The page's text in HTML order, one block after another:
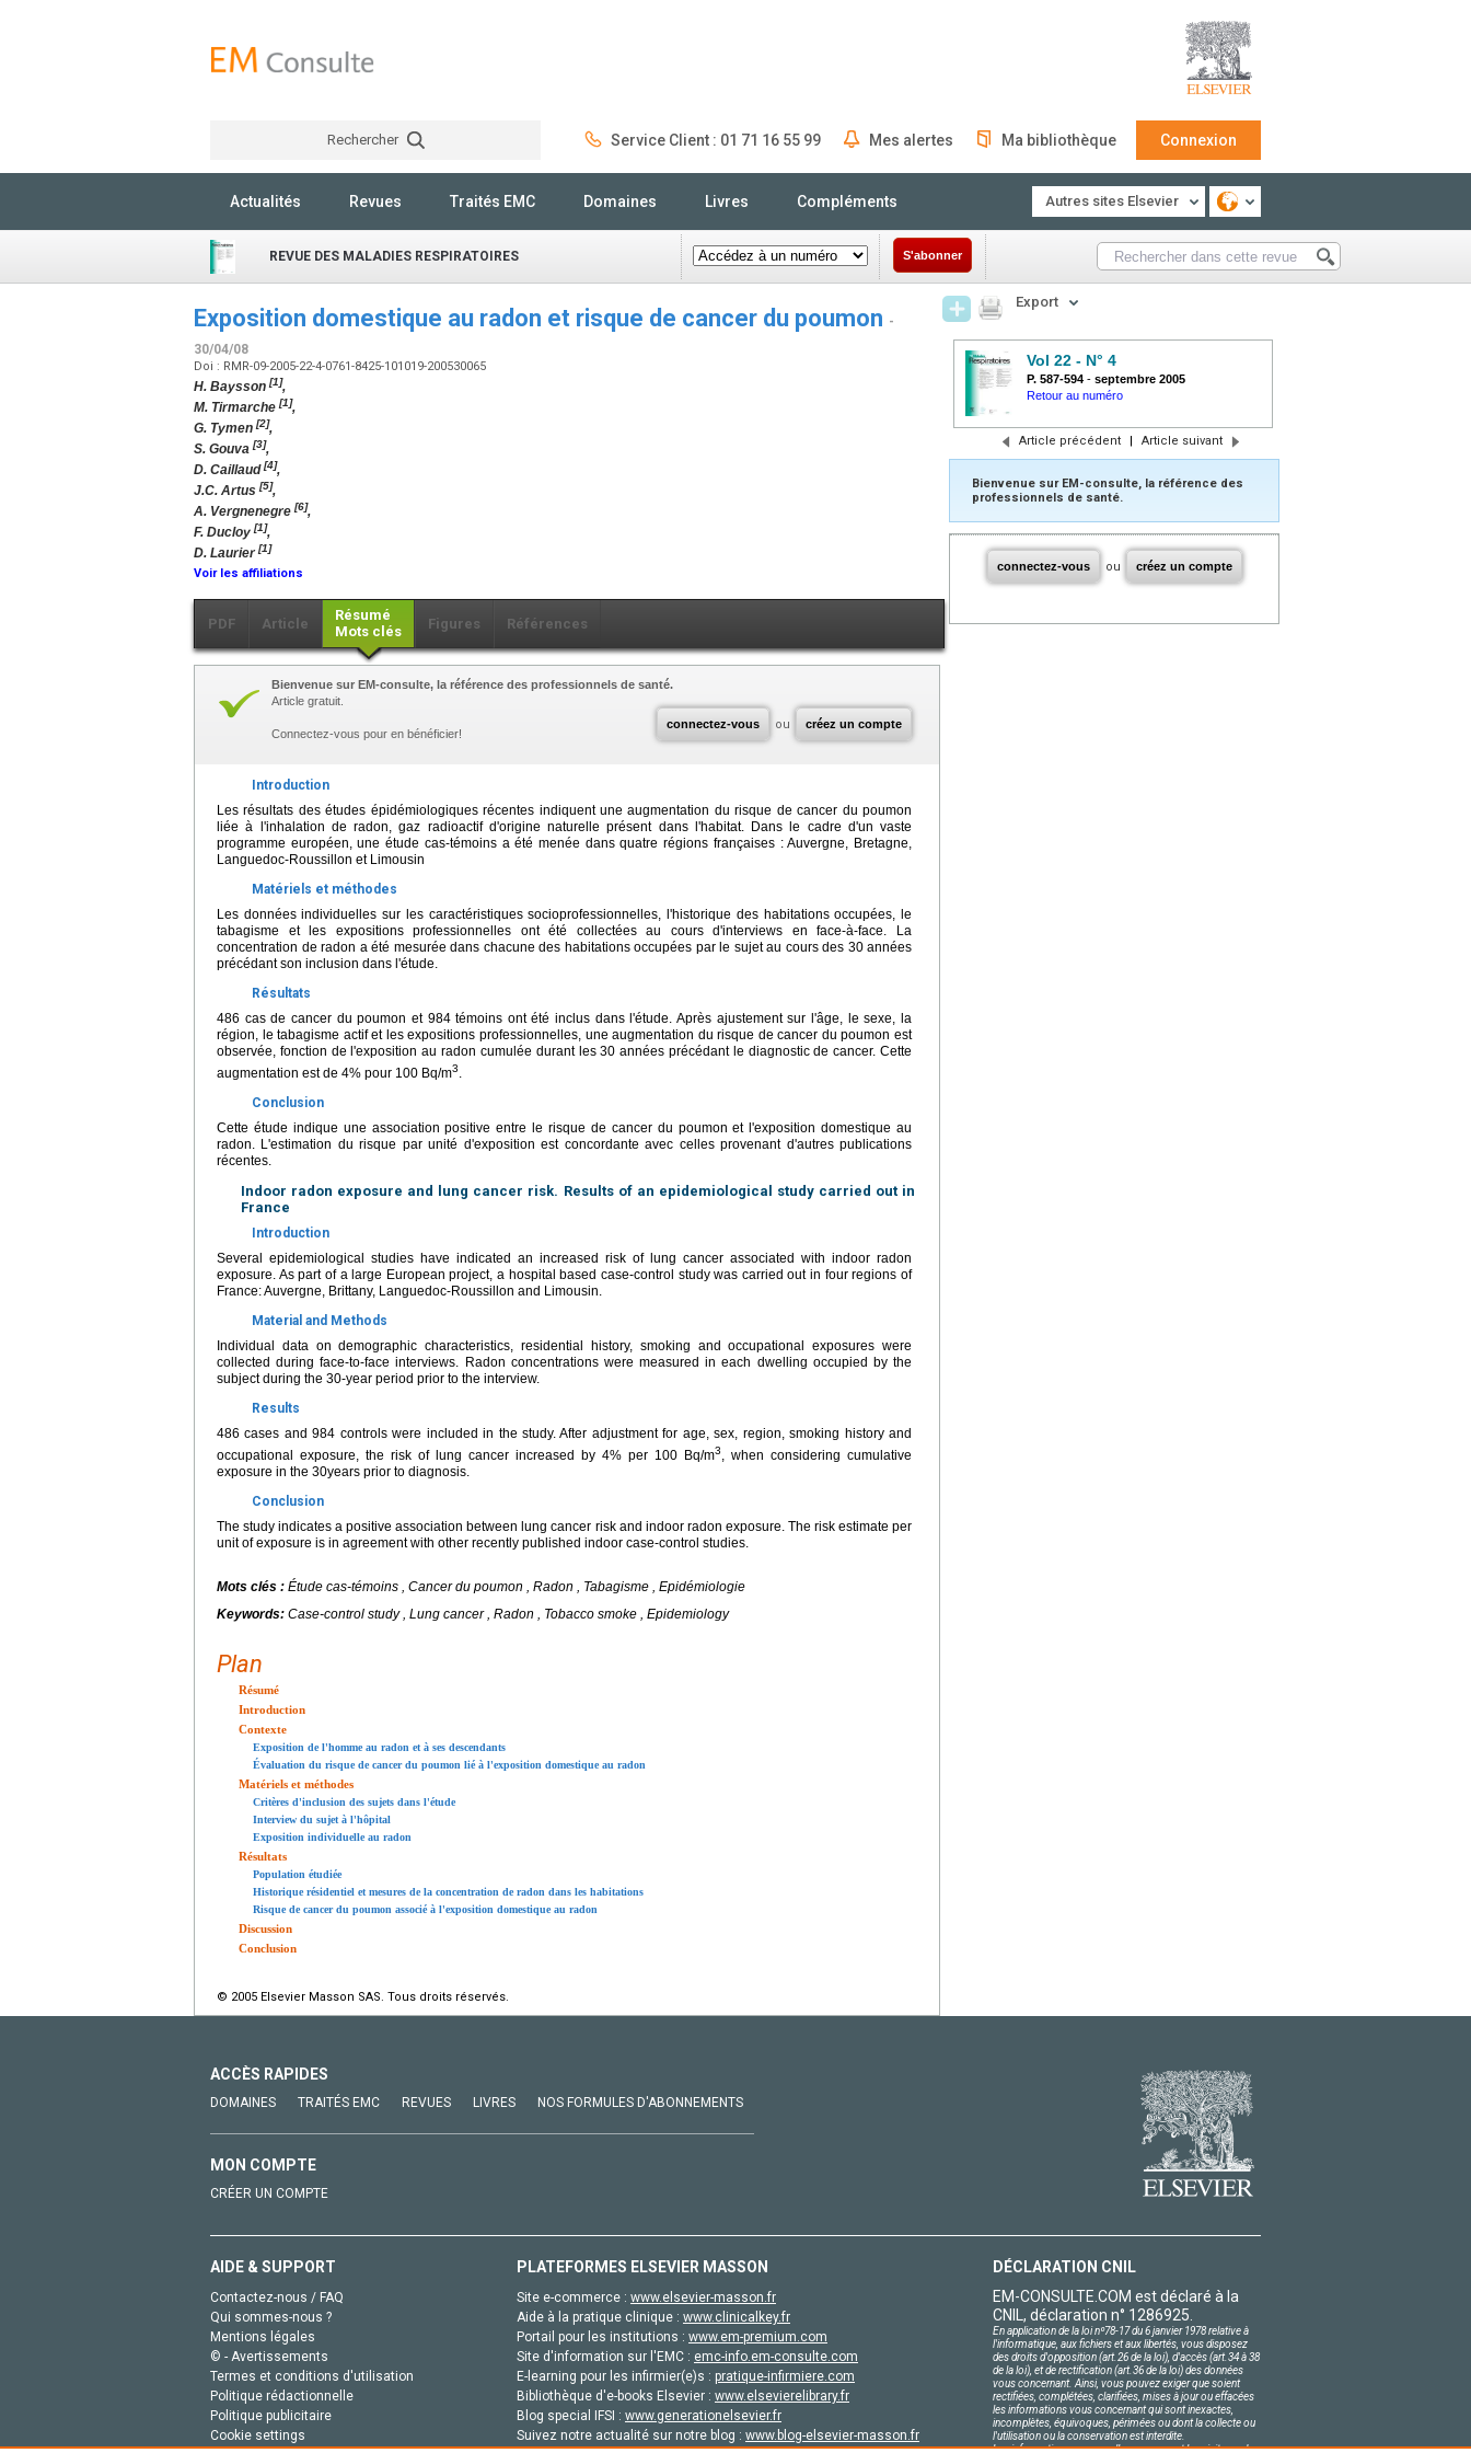
Rechercher Service Client : 01 71 16 55 99 Mes alertes Ma bibliothèque Connexion
Actualités Revues Traités EMC Domaines Livres Compléments Autres sites Elsevier
REVUE DES MALADIES RESPIRATOIRES S'abonner
Exposition domestique au radon et risque de cancer du poumon -
30/04/08
Doi : RMR-09-2005-22-4-0761-8425-101019-200530065
H. Baysson [1],
M. Tirmarche [1],
G. Tymen [2],
S. Gouva [3],
D. Caillaud[4],
J.C. Artus [5],
A. Vergnenegre [6],
F. Ducloy [1],
D. Laurier[1]
Voir les affiliations
PDF Article
Résumé
Mots clés
Figures Références
connectez-vous ou créez un compte
Bienvenue sur EM-consulte, la référence des professionnels de santé.
Article gratuit.
Connectez-vous pour en bénéficier!
Introduction
Les résultats des études épidémiologiques récentes indiquent une augmentation du risque de cancer du poumon
liée à l'inhalation de radon, gaz radioactif d'origine naturelle présent dans l'habitat. Dans le cadre d'un vaste
programme européen, une étude cas-témoins a été menée dans quatre régions françaises : Auvergne, Bretagne,
Languedoc-Roussillon et Limousin
Matériels et méthodes
Les données individuelles sur les caractéristiques socioprofessionnelles, l'historique des habitations occupées, le
tabagisme et les expositions professionnelles ont été collectées au cours d'interviews en face-à-face. La
concentration de radon a été mesurée dans chacune des habitations occupées par le sujet au cours des 30 années
précédant son inclusion dans l'étude.
Résultats
486 cas de cancer du poumon et 984 témoins ont été inclus dans l'étude. Après ajustement sur l'âge, le sexe, la
région, le tabagisme actif et les expositions professionnelles, une augmentation du risque de cancer du poumon est
observée, fonction de l'exposition au radon cumulée durant les 30 années précédant le diagnostic de cancer. Cette
augmentation est de 4% pour 100 Bq/m3.
Conclusion
Cette étude indique une association positive entre le risque de cancer du poumon et l'exposition domestique au
radon. L'estimation du risque par unité d'exposition est concordante avec celles provenant d'autres publications
récentes.
Indoor radon exposure and lung cancer risk. Results of an epidemiological study carried out in
France
Introduction
Several epidemiological studies have indicated an increased risk of lung cancer associated with indoor radon
exposure. As part of a large European project, a hospital based case-control study was carried out in four regions of
France: Auvergne, Brittany, Languedoc-Roussillon and Limousin.
Material and Methods
Individual data on demographic characteristics, residential history, smoking and occupational exposures were
collected during face-to-face interviews. Radon concentrations were measured in each dwelling occupied by the
subject during the 30-year period prior to the interview.
Results
486 cases and 984 controls were included in the study. After adjustment for age, sex, region, smoking history and
occupational exposure, the risk of lung cancer increased by 4% per 100 Bq/m3, when considering cumulative
exposure in the 30years prior to diagnosis.
Conclusion
The study indicates a positive association between lung cancer risk and indoor radon exposure. The risk estimate per
unit of exposure is in agreement with other recently published indoor case-control studies.
Mots clés : Étude cas-témoins , Cancer du poumon , Radon , Tabagisme , Epidémiologie
Keywords: Case-control study , Lung cancer , Radon , Tobacco smoke , Epidemiology
Plan
Résumé
Introduction
Contexte
Exposition de l'homme au radon et à ses descendants
Évaluation du risque de cancer du poumon lié à l'exposition domestique au radon
Matériels et méthodes
Critères d'inclusion des sujets dans l'étude
Interview du sujet à l'hôpital
Exposition individuelle au radon
Résultats
Population étudiée
Historique résidentiel et mesures de la concentration de radon dans les habitations
Risque de cancer du poumon associé à l'exposition domestique au radon
Discussion
Conclusion
© 2005 Elsevier Masson SAS. Tous droits réservés.
Export
Vol 22 - N° 4
P. 587-594 - septembre 2005
Retour au numéro
Article précédent | Article suivant
Bienvenue sur EM-consulte, la référence des
professionnels de santé.
connectez-vous ou créez un compte
ACCÈS RAPIDES
DOMAINES TRAITÉS EMC REVUES LIVRES NOS FORMULES D'ABONNEMENTS
MON COMPTE
CRÉER UN COMPTE
AIDE & SUPPORT
Contactez-nous / FAQ
Qui sommes-nous ?
Mentions légales
© - Avertissements
Termes et conditions d'utilisation
Politique rédactionnelle
Politique publicitaire
Cookie settings
PLATEFORMES ELSEVIER MASSON
Site e-commerce : www.elsevier-masson.fr
Aide à la pratique clinique : www.clinicalkey.fr
Portail pour les institutions : www.em-premium.com
Site d'information sur l'EMC : emc-info.em-consulte.com
E-learning pour les infirmier(e)s : pratique-infirmiere.com
Bibliothèque d'e-books Elsevier : www.elsevierelibrary.fr
Blog special IFSI : www.generationelsevier.fr
Suivez notre actualité sur notre blog : www.blog-elsevier-masson.fr
DÉCLARATION CNIL
EM-CONSULTE.COM est déclaré à la
CNIL, déclaration n° 1286925.
En application de la loi nº78-17 du 6 janvier 1978 relative à
l'informatique, aux fichiers et aux libertés, vous disposez
des droits d'opposition (art.26 de la loi), d'accès (art.34 à 38
de la loi), et de rectification (art.36 de la loi) des données
vous concernant. Ainsi, vous pouvez exiger que soient
rectifiées, complétées, clarifiées, mises à jour ou effacées
les informations vous concernant qui sont inexactes,
incomplètes, équivoques, périmées ou dont la collecte ou
l'utilisation ou la conservation est interdite.
Les informations personnelles concernant les visiteurs de